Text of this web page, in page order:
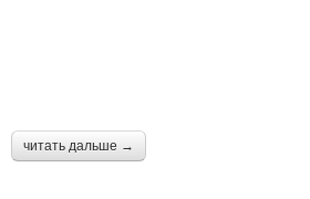
читать дальше →